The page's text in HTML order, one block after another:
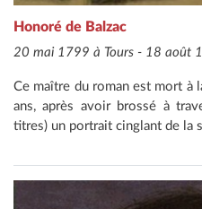
Honoré de Balzac
20 mai 1799 à Tours - 18 août
Ce maître du roman est mort à
ans, après avoir brossé à
titres) un portrait cinglant de la